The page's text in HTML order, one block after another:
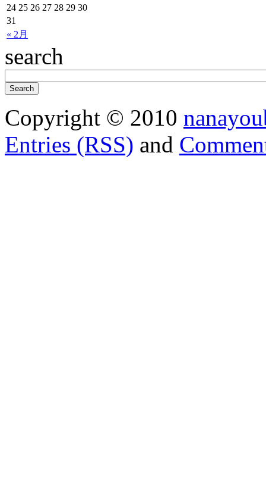
« 2月
24 25 26 27 28 29 30
31
search
Copyright © 2010
Entries (RSS) and